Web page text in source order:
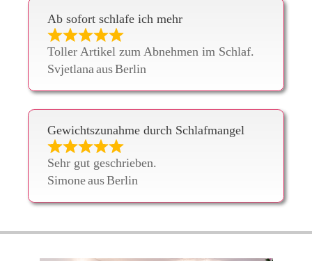
Ab sofort schlafe ich mehr
Toller Artikel zum Abnehmen im Schlaf.
SvjetlanaausBerlin
Gewichtszunahme durch Schlafmangel
Sehr gut geschrieben.
SimoneausBerlin